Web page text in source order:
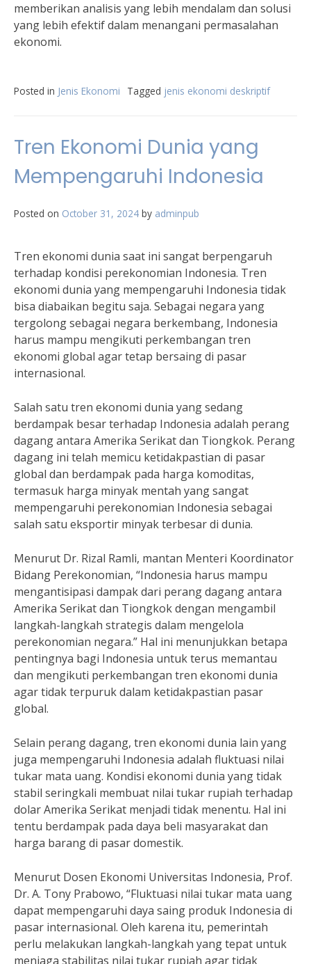
memberikan analisis yang lebih mendalam dan solusi
yang lebih efektif dalam menangani permasalahan
ekonomi.
Posted in Jenis Ekonomi Tagged jenis ekonomi deskriptif
Tren Ekonomi Dunia yang
Mempengaruhi Indonesia
Posted on October 31, 2024 by adminpub
Tren ekonomi dunia saat ini sangat berpengaruh
terhadap kondisi perekonomian Indonesia. Tren
ekonomi dunia yang mempengaruhi Indonesia tidak
bisa diabaikan begitu saja. Sebagai negara yang
tergolong sebagai negara berkembang, Indonesia
harus mampu mengikuti perkembangan tren
ekonomi global agar tetap bersaing di pasar
internasional.
Salah satu tren ekonomi dunia yang sedang
berdampak besar terhadap Indonesia adalah perang
dagang antara Amerika Serikat dan Tiongkok. Perang
dagang ini telah memicu ketidakpastian di pasar
global dan berdampak pada harga komoditas,
termasuk harga minyak mentah yang sangat
mempengaruhi perekonomian Indonesia sebagai
salah satu eksportir minyak terbesar di dunia.
Menurut Dr. Rizal Ramli, mantan Menteri Koordinator
Bidang Perekonomian, “Indonesia harus mampu
mengantisipasi dampak dari perang dagang antara
Amerika Serikat dan Tiongkok dengan mengambil
langkah-langkah strategis dalam mengelola
perekonomian negara.” Hal ini menunjukkan betapa
pentingnya bagi Indonesia untuk terus memantau
dan mengikuti perkembangan tren ekonomi dunia
agar tidak terpuruk dalam ketidakpastian pasar
global.
Selain perang dagang, tren ekonomi dunia lain yang
juga mempengaruhi Indonesia adalah fluktuasi nilai
tukar mata uang. Kondisi ekonomi dunia yang tidak
stabil seringkali membuat nilai tukar rupiah terhadap
dolar Amerika Serikat menjadi tidak menentu. Hal ini
tentu berdampak pada daya beli masyarakat dan
harga barang di pasar domestik.
Menurut Dosen Ekonomi Universitas Indonesia, Prof.
Dr. A. Tony Prabowo, “Fluktuasi nilai tukar mata uang
dapat mempengaruhi daya saing produk Indonesia di
pasar internasional. Oleh karena itu, pemerintah
perlu melakukan langkah-langkah yang tepat untuk
menjaga stabilitas nilai tukar rupiah agar tidak